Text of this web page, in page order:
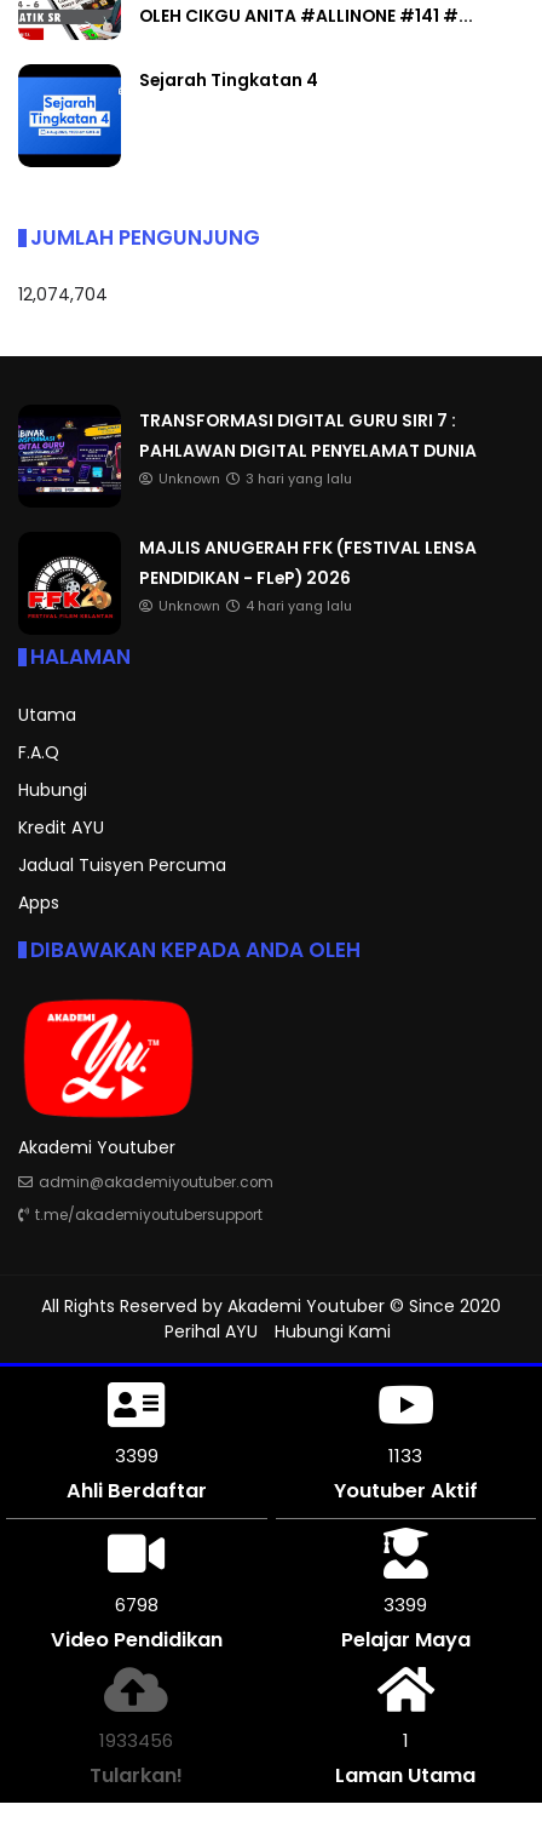
OLEH CIKGU ANITA #ALLINONE #141 #...
Sejarah Tingkatan 4
JUMLAH PENGUNJUNG
12,074,704
TRANSFORMASI DIGITAL GURU SIRI 7 :
PAHLAWAN DIGITAL PENYELAMAT DUNIA
Unknown 3 hari yang lalu
MAJLIS ANUGERAH FFK (FESTIVAL LENSA
PENDIDIKAN - FLeP) 2026
Unknown 4 hari yang lalu
HALAMAN
Utama
F.A.Q
Hubungi
Kredit AYU
Jadual Tuisyen Percuma
Apps
DIBAWAKAN KEPADA ANDA OLEH
Akademi Youtuber
admin@akademiyoutuber.com
t.me/akademiyoutubersupport
All Rights Reserved by Akademi Youtuber © Since 2020
Perihal AYU
Hubungi Kami
3789
Ahli Berdaftar
1262
Youtuber Aktif
7572
Video Pendidikan
3786
Pelajar Maya
2155496
Tularkan!
1
Laman Utama